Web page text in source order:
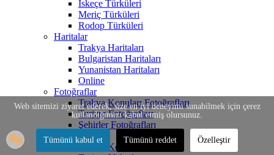
İskeçe Türküleri
Meriç Türküleri
Rodop Türküleri
Haritalar
Trakya Haritaları
Bulgaristan Haritaları
Yunanistan Haritaları
Online
Fotoğraflar
Trakya Konuları Fotoğrafları
Turizm Fotoğrafları
Şehirler Fotoğrafları
Videolar
Trakya Konuları Videoları
Web sitemizi ziyaret ederek, size en iyi deneyimi sunabilmek için çerez
kullandığımızı kabul etmiş olursunuz.
Tümünü kabul et Tümünü reddet Özelleştir